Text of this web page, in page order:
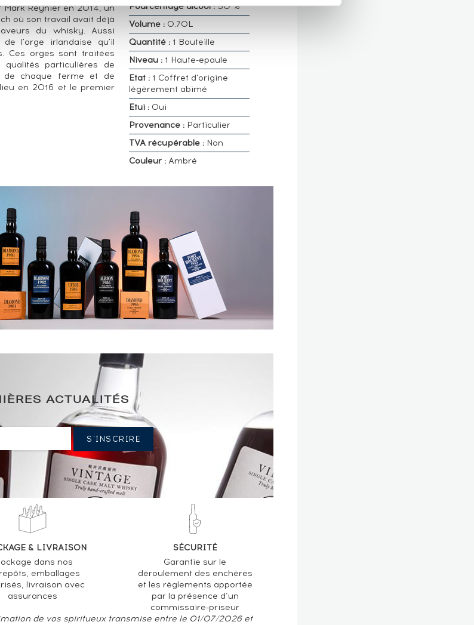
Mark Reynier en 2014, un
où son travail avait déjà
du whisky. Aussi
de l'orge irlandaise qu'il
Ces orges sont traitées
particulières de
de chaque ferme et de
en 2016 et le premier
Pourcentage alcool :50 %
Volume : 0.70L
Quantité : 1 Bouteille
Niveau : 1 Haute-epaule
Etat : 1 Coffret d'origine
légèrement abimé
Etui : Oui
Provenance : Particulier
TVA récupérable : Non
Couleur : Ambré
ACTUALITÉS
& LIVRAISON
dans nos
emballages
livraison avec
assurances
SÉCURITÉ
Garantie sur le
déroulement des enchères
et les règlements apportée
par la présence d’un
commissaire-priseur
de vos spiritueux transmise entre le 01/07/2026 et